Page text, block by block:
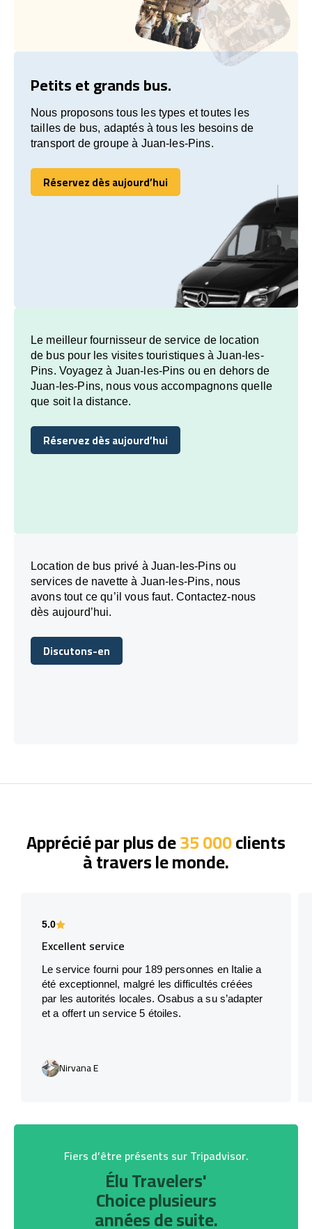
Petits et grands bus.
Nous proposons tous les types et toutes les
tailles de bus, adaptés à tous les besoins de
transport de groupe à Juan-les-Pins.
Réservez dès aujourd’hui
Réservez dès aujourd’hui
Le meilleur fournisseur de service de location
de bus pour les visites touristiques à Juan-les-
Pins. Voyagez à Juan-les-Pins ou en dehors de
Juan-les-Pins, nous vous accompagnons quelle
que soit la distance.
Réservez dès aujourd’hui
Réservez dès aujourd’hui
Location de bus privé à Juan-les-Pins ou
services de navette à Juan-les-Pins, nous
avons tout ce qu’il vous faut. Contactez-nous
dès aujourd’hui.
Discutons-en
Discutons-en
Apprécié par plus de35 000clients
à travers le monde.
5.0
Excellent service
Le service fourni pour 189 personnes en Italie a
été exceptionnel, malgré les difficultés créées
par les autorités locales. Osabus a su s’adapter
et a offert un service 5 étoiles.
Nirvana E
Fiers d’être présents sur Tripadvisor.
Élu Travelers'
Choice plusieurs
années de suite.